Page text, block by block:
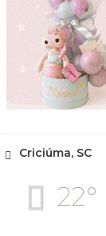
Criciúma, SC
22°